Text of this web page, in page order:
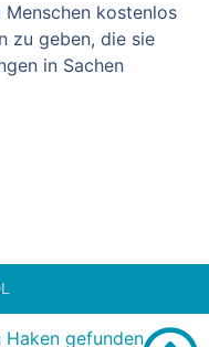
kostenlos
zu geben, die sie
in Sachen
Haken gefunden.